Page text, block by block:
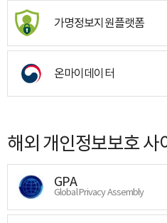
가명정보지원플랫폼
온마이데이터
해외 개인정보보호 사
GPA
Global Privacy Assembly